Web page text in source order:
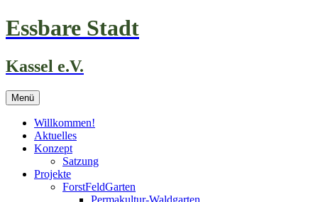
Zum
Inhalt
Essbare Stadt
Kassel e.V.
Menü
Willkommen!
Aktuelles
Konzept
Satzung
Projekte
ForstFeldGarten
Permakultur-Waldgarten